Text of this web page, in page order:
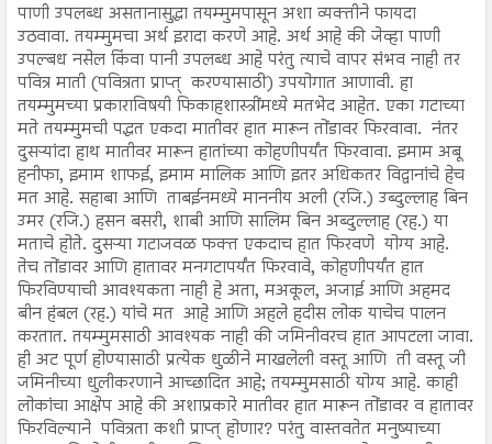
पाणी उपलब्ध असतानासुद्धा तयम्मुमपासून अशा व्यक्तीने फायदा
उठवावा. तयम्मुमचा अर्थ इरादा करणे आहे. अर्थ आहे की जेव्हा पाणी
उपल्बध नसेल किंवा पानी उपलब्ध आहे परंतु त्याचे वापर संभव नाही तर
पवित्र माती (पवित्रता प्राप्त् करण्यासाठी) उपयोगात आणावी. हा
तयम्मुमच्या प्रकाराविषयी फिकाहशास्त्रींमध्ये मतभेद आहेत. एका गटाच्या
मते तयम्मुमची पद्धत एकदा मातीवर हात मारून तोंडावर फिरवावा. नंतर
दुसऱ्यांदा हाथ मातीवर मारून हातांच्या कोहणीपर्यंत फिरवावा. इमाम अबू
हनीफा, इमाम शाफई, इमाम मालिक आणि इतर अधिकतर विद्वानांचे हेच
मत आहे. सहाबा आणि ताबईनमध्ये माननीय अली (रजि.) उब्दुल्लाह बिन
उमर (रजि.) हसन बसरी, शाबी आणि सालिम बिन अब्दुल्लाह (रह.) या
मताचे होते. दुसऱ्या गटाजवळ फक्त एकदाच हात फिरवणे योग्य आहे.
तेच तोंडावर आणि हातावर मनगटापर्यंत फिरवावे, कोहणीपर्यंत हात
फिरविण्याची आवश्यकता नाही हे अता, मअकूल, अजाई आणि अहमद
बीन हंबल (रह.) यांचे मत आहे आणि अहले हदीस लोक याचेच पालन
करतात. तयम्मुमसाठी आवश्यक नाही की जमिनीवरच हात आपटला जावा.
ही अट पूर्ण होण्यासाठी प्रत्येक धुळीने माखलेली वस्तू आणि ती वस्तू जी
जमिनीच्या धुलीकरणाने आच्छादित आहे; तयम्मुमसाठी योग्य आहे. काही
लोकांचा आक्षेप आहे की अशाप्रकारे मातीवर हात मारून तोंडावर व हातावर
फिरविल्याने पवित्रता कशी प्राप्त् होणार? परंतु वास्तवतेत मनुष्याच्या